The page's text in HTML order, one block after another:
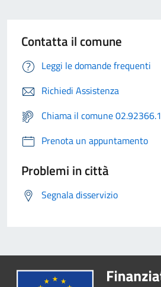
Contatta il comune
Leggi le domande frequenti
Richiedi Assistenza
Chiama il comune 02.92366.1
Prenota un appuntamento
Problemi in città
Segnala disservizio